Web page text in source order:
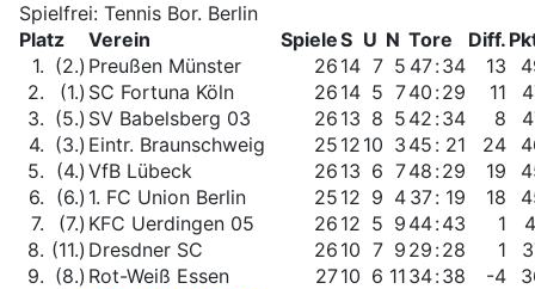
Spielfrei: Tennis Bor. Berlin
Platz
Verein SpieleS U N Tore Diff.
1. (2.) Preußen Münster 26 14 7 5 47:34 13
2.
(1.) SC Fortuna Köln 26 14 5 740 :29 11
3. (5.) SV Babelsberg 03 26 13 8 5 42 :34 8
4. (3.) Eintr. Braunschweig 25 12 10 3 45 : 21 24
5. (4.) VfB Lübeck 26 13 6 748 :29 19
6. (6.) 1. FC Union Berlin 25 12 9 4 37: 19 18
7.
(7.) KFC Uerdingen 05 26 12 5 9 44:43 1
8. (11.) Dresdner SC 26 10 7 9 29 :28 1
9. (8.) Rot-Weiß Essen 2710 6 11 34:38 -4